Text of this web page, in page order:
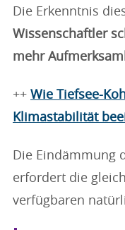
Die Erkenntnis
Wissenschaftler
mehr
++ Wie Tiefsee-
Klimastabilität
Die Eindämmung
erfordert die
verfügbaren